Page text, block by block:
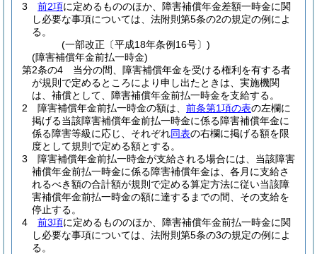
3
前2項に定めるもののほか、障害補償年金差額一時金に関
し必要な事項については、法附則第5条の2の規定の例によ
る。
(一部改正〔平成18年条例16号〕)
(障害補償年金前払一時金)
第2条の4
当分の間、障害補償年金を受ける権利を有する者
が規則で定めるところにより申し出たときは、実施機関
は、補償として、障害補償年金前払一時金を支給する。
2
障害補償年金前払一時金の額は、 前条第1項の表の左欄に
掲げる当該障害補償年金前払一時金に係る障害補償年金に
係る障害等級に応じ、それぞれ同表の右欄に掲げる額を限
度として規則で定める額とする。
3
障害補償年金前払一時金が支給される場合には、当該障害
補償年金前払一時金に係る障害補償年金は、各月に支給さ
れるべき額の合計額が規則で定める算定方法に従い当該障
害補償年金前払一時金の額に達するまでの間、その支給を
停止する。
4
前3項に定めるもののほか、障害補償年金前払一時金に関
し必要な事項については、法附則第5条の3の規定の例によ
る。